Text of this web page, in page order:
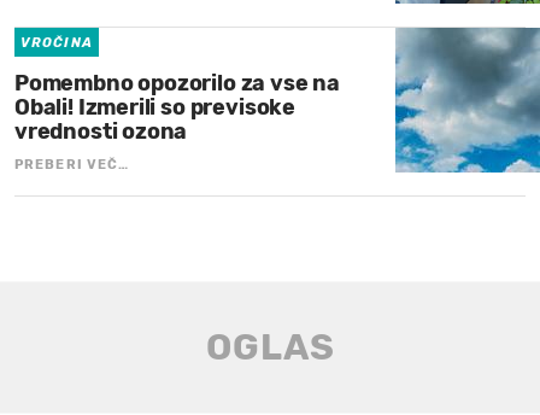
VROČINA
Pomembno opozorilo za vse na
Obali! Izmerili so previsoke
vrednosti ozona
PREBERI VEČ…